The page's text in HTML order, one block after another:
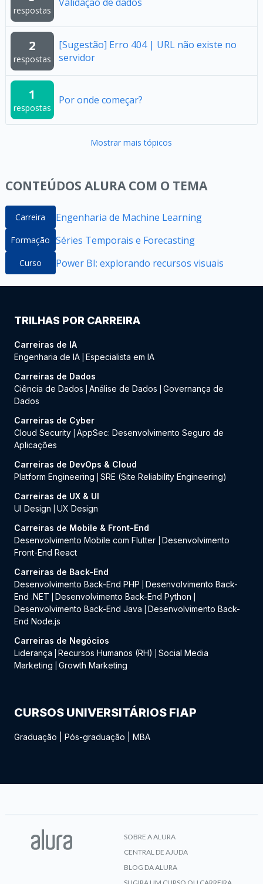
respostas
2
respostas
[Sugestão] Erro 404 | URL não existe no
servidor
1
respostas
Por onde começar?
Mostrar mais tópicos
CONTEÚDOS ALURA COM O TEMA
Carreira Engenharia de Machine Learning
Formação Séries Temporais e Forecasting
Curso Power BI: explorando recursos visuais
TRILHAS POR CARREIRA
Carreiras de IA
Engenharia de IA Especialista em IA
Carreiras de Dados
Ciência de Dados
Análise de Dados
Governança de
Dados
Carreiras de Cyber
Cloud Security AppSec: Desenvolvimento Seguro de
Aplicações
Carreiras de DevOps & Cloud
Platform Engineering
SRE (Site Reliability Engineering)
Carreiras de UX & UI
UI Design
UX Design
Carreiras de Mobile & Front-End
Desenvolvimento Mobile com Flutter
Desenvolvimento
Front-End React
Carreiras de Back-End
Desenvolvimento Back-End PHP
Desenvolvimento Back-
End .NET
Desenvolvimento Back-End Python
Desenvolvimento Back-End Java
Desenvolvimento Back-
End Node.js
Carreiras de Negócios
Liderança
Recursos Humanos (RH)
Social Media
Marketing
Growth Marketing
CURSOS UNIVERSITÁRIOS FIAP
Graduação Pós-graduação MBA
SOBRE A ALURA
CENTRAL DE AJUDA
BLOG DA ALURA